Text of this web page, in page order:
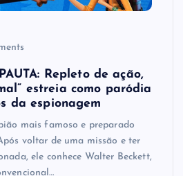
Repleto de ação,
estreia como paródia
da espionagem
mais famoso e preparado
voltar de uma missão e ter
ele conhece Walter Beckett,